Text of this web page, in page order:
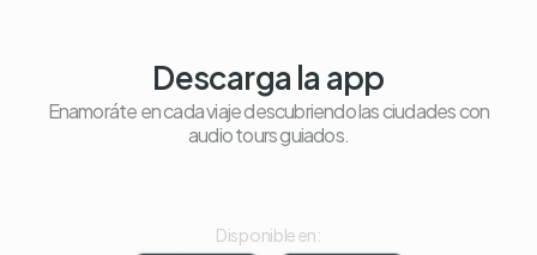
Descarga la app
Enamoráte en cada viaje descubriendo las ciudades con
audio tours guiados.
Disponible en: